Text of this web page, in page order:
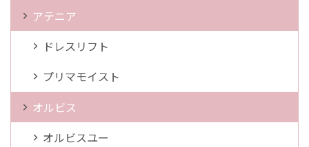
アテニア
ドレスリフト
プリマモイスト
オルビス
オルビスユー